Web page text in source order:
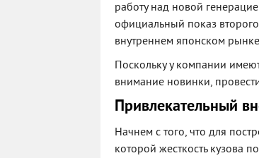
работу над новой
официальный показ
внутреннем японском
Поскольку у компании
внимание новинки,
Привлекательный
Начнем с того, что для
которой жесткость кузова